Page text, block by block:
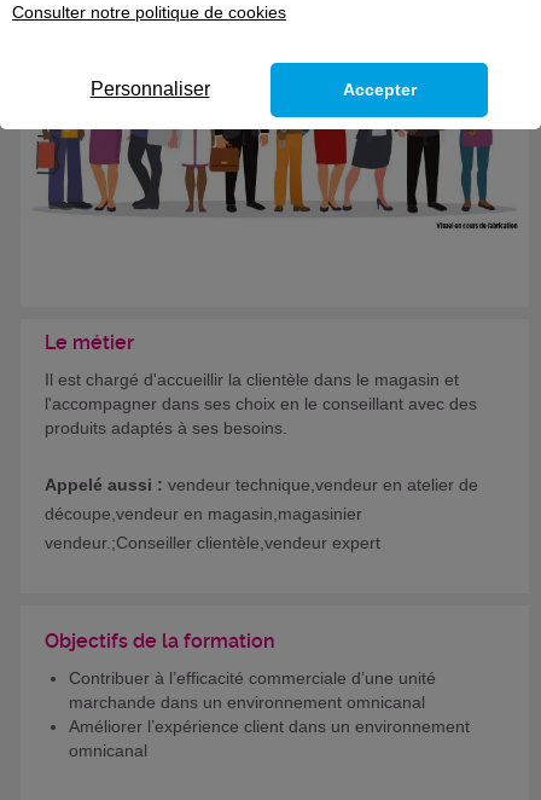
Le métier
Il est chargé d'accueillir la clientèle dans le magasin et
l'accompagner dans ses choix en le conseillant avec des
produits adaptés à ses besoins.
Appelé aussi : vendeur technique,vendeur en atelier de
découpe,vendeur en magasin,magasinier
vendeur.;Conseiller clientèle,vendeur expert
Objectifs de la formation
Contribuer à l’efficacité commerciale d’une unité
marchande dans un environnement omnicanal
Améliorer l’expérience client dans un environnement
omnicanal
Consulter notre politique de cookies
Personnaliser Accepter